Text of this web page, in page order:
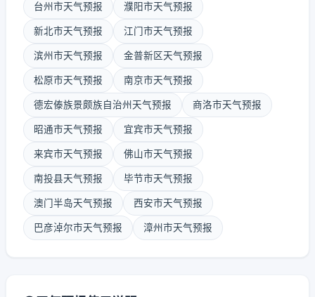
台州市天气预报 濮阳市天气预报
新北市天气预报 江门市天气预报
滨州市天气预报 金普新区天气预报
松原市天气预报 南京市天气预报
德宏傣族景颇族自治州天气预报 商洛市天气预报
昭通市天气预报 宜宾市天气预报
来宾市天气预报 佛山市天气预报
南投县天气预报 毕节市天气预报
澳门半岛天气预报 西安市天气预报
巴彦淖尔市天气预报 漳州市天气预报